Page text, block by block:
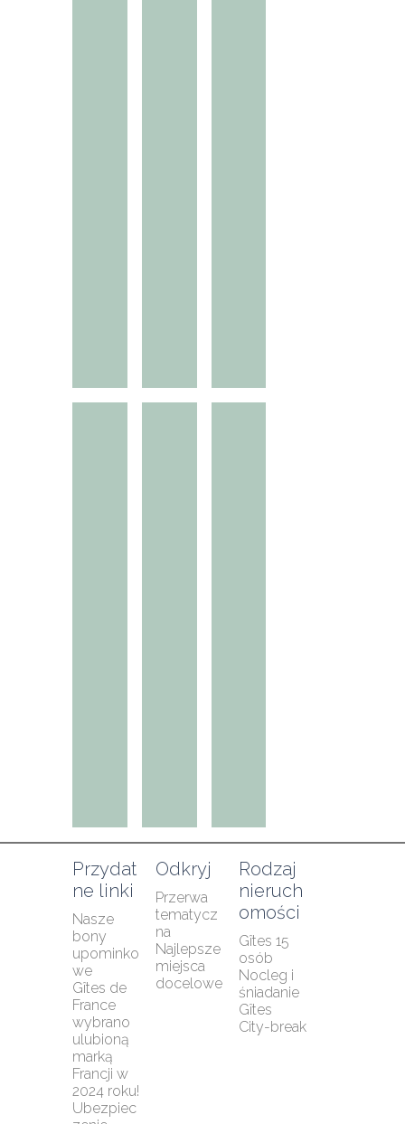
Przydat
ne linki
Nasze
bony
upominko
we
Gîtes de
France
wybrano
ulubioną
marką
Francji w
2024 roku!
Ubezpiec
Odkryj
Przerwa
tematycz
na
Najlepsze
miejsca
docelowe
Rodzaj
nieruch
omości
Gîtes 15
osób
Nocleg i
śniadanie
Gîtes
City-break